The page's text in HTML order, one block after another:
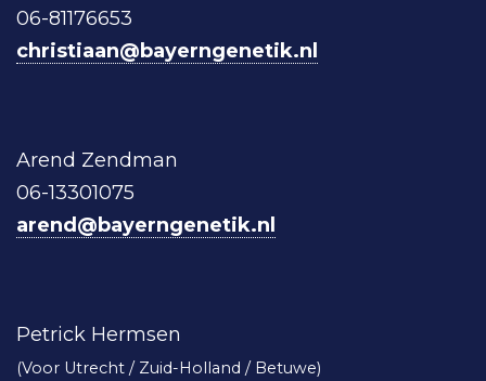
06-81176653
christiaan@bayerngenetik.nl
Arend Zendman
06-13301075
arend@bayerngenetik.nl
Petrick Hermsen
(Voor Utrecht / Zuid-Holland / Betuwe)